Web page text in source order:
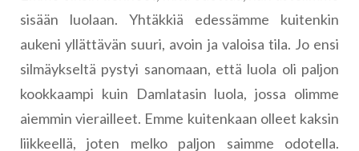
sisään luolaan. Yhtäkkiä edessämme kuitenkin
aukeni yllättävän suuri, avoin ja valoisa tila. Jo ensi
silmäykseltä pystyi sanomaan, että luola oli paljon
kookkaampi kuin Damlatasin luola, jossa olimme
aiemmin vierailleet. Emme kuitenkaan olleet kaksin
liikkeellä, joten melko paljon saimme odotella.